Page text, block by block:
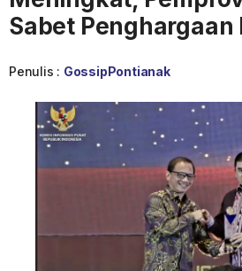
Sabet Penghargaan
Penulis : GossipPontianak